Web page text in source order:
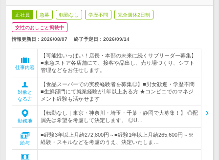
正社員 急募 転勤なし 学歴不問 完全週休2日制
女性のおしごと掲載中
情報更新日：2026/08/07 終了予定日： 2026/09/14
仕事内容
【可能性いっぱい！店長・本部の未来に続くサブリーダー募集】
■東急ストア各店舗にて、接客や品出し、売り場づくり、シフト
管理などをお任せします。
対象と
なる方
【食品スーパーでの実務経験者を募集◎】■男女歓迎・学歴不問
■生鮮部門にて就業経験が1年以上ある方 ★コンビニでのマネジ
メント経験も活かせます
勤務地
【転勤なし｜東京・神奈川・埼玉・千葉・静岡で大募集！】 ◎配
属先は希望を考慮して決定します。 ◎U…
給与
■経験3年以上月給272,800円～■経験1年以上月給265,600円～※
経験・スキルなどを考慮のうえ、決定いたしま…